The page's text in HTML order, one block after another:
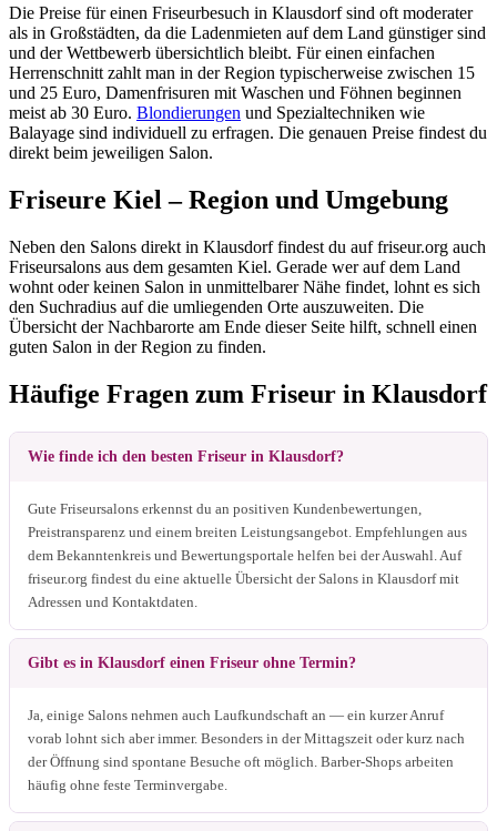
Die Preise für einen Friseurbesuch in Klausdorf sind oft moderater
als in Großstädten, da die Ladenmieten auf dem Land günstiger sind
und der Wettbewerb übersichtlich bleibt. Für einen einfachen
Herrenschnitt zahlt man in der Region typischerweise zwischen 15
und 25 Euro, Damenfrisuren mit Waschen und Föhnen beginnen
meist ab 30 Euro. Blondierungen und Spezialtechniken wie
Balayage sind individuell zu erfragen. Die genauen Preise findest du
direkt beim jeweiligen Salon.
Friseure Kiel – Region und Umgebung
Neben den Salons direkt in Klausdorf findest du auf friseur.org auch
Friseursalons aus dem gesamten Kiel. Gerade wer auf dem Land
wohnt oder keinen Salon in unmittelbarer Nähe findet, lohnt es sich
den Suchradius auf die umliegenden Orte auszuweiten. Die
Übersicht der Nachbarorte am Ende dieser Seite hilft, schnell einen
guten Salon in der Region zu finden.
Häufige Fragen zum Friseur in Klausdorf
Wie finde ich den besten Friseur in Klausdorf?
Gute Friseursalons erkennst du an positiven Kundenbewertungen,
Preistransparenz und einem breiten Leistungsangebot. Empfehlungen aus
dem Bekanntenkreis und Bewertungsportale helfen bei der Auswahl. Auf
friseur.org findest du eine aktuelle Übersicht der Salons in Klausdorf mit
Adressen und Kontaktdaten.
Gibt es in Klausdorf einen Friseur ohne Termin?
Ja, einige Salons nehmen auch Laufkundschaft an — ein kurzer Anruf
vorab lohnt sich aber immer. Besonders in der Mittagszeit oder kurz nach
der Öffnung sind spontane Besuche oft möglich. Barber-Shops arbeiten
häufig ohne feste Terminvergabe.